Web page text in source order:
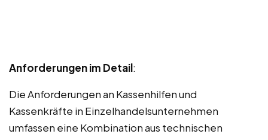
Anforderungen im Detail:
Die Anforderungen an Kassenhilfen und
Kassenkräfte in Einzelhandelsunternehmen
umfassen eine Kombination aus technischen